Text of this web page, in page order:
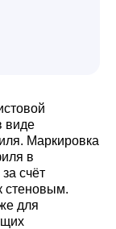
виде
Маркировка
в
счёт
стеновым.
для